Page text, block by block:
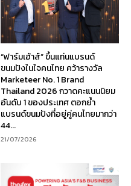
“ฟาร์มเฮ้าส์” ขึ้นแท่นแบรนด์
ขนมปังในใจคนไทย คว้ารางวัล
Marketeer No. 1 Brand
Thailand 2026 กวาดคะแนนนิยม
อันดับ 1 ของประเทศ ตอกย้ำ
แบรนด์ขนมปังที่อยู่คู่คนไทยมากว่า
44...
21/07/2026